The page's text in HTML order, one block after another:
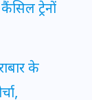
ट्रेनों
के